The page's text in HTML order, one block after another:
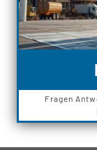
Fragen